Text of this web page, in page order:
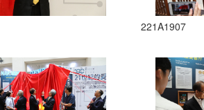
221A1907